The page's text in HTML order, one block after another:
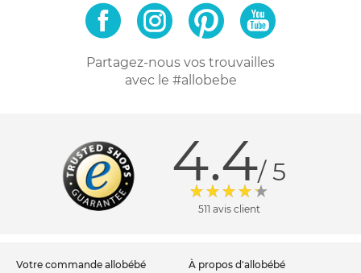
Partagez-nous vos trouvailles
avec le #allobebe
4.4/ 5
511 avis client
votre commande allobébé à propos d'allobébé